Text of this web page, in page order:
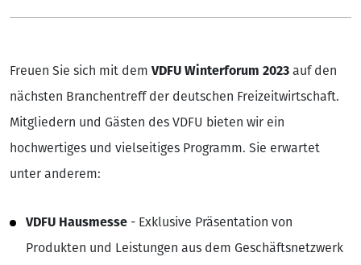
Freuen Sie sich mit dem VDFU Winterforum 2023 auf den
nächsten Branchentreff der deutschen Freizeitwirtschaft.
Mitgliedern und Gästen des VDFU bieten wir ein
hochwertiges und vielseitiges Programm. Sie erwartet
unter anderem:
VDFU Hausmesse - Exklusive Präsentation von
Produkten und Leistungen aus dem Geschäftsnetzwerk